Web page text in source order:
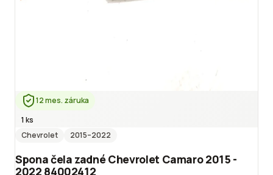
12 mes. záruka
1 ks
Chevrolet
2015–2022
Spona čela zadné Chevrolet Camaro 2015 -
2022 84002412